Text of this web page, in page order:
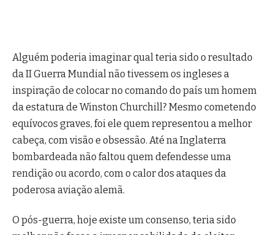
Alguém poderia imaginar qual teria sido o resultado
da II Guerra Mundial não tivessem os ingleses a
inspiração de colocar no comando do país um homem
da estatura de Winston Churchill? Mesmo cometendo
equívocos graves, foi ele quem representou a melhor
cabeça, com visão e obsessão. Até na Inglaterra
bombardeada não faltou quem defendesse uma
rendição ou acordo, com o calor dos ataques da
poderosa aviação alemã.
O pós-guerra, hoje existe um consenso, teria sido